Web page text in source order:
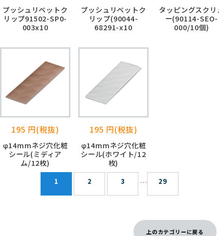
プッシュリベットク
リップ91502-SP0-
003x10
プッシュリベットク
リップ(90044-
68291-x10
タッピングスクリ
ー(90114-SEO-
000/10個)
195 円(税抜)
φ14mmネジ穴化粧
シール(ミディア
ム/12枚)
195 円(税抜)
φ14mmネジ穴化粧
シール(ホワイト/12
枚)
1 2 3 … 29
上のカテゴリーに戻る